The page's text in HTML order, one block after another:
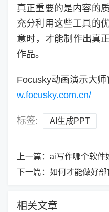
真正重要的是内容的
充分利用这些工具的
意时，才能制作出真
作品。
Focusky动画演示大师
w.focusky.com.cn/
标签: AI生成PPT
上一篇： ai写作哪个软件好用
下一篇： 如何才能做好部首查字
相关文章